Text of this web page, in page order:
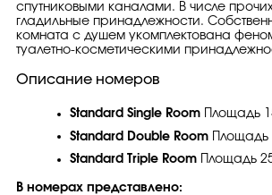
спутниковыми каналами. В числе
гладильные принадлежности.
комната с душем укомплектована
туалетно-косметическими
Описание номеров
Standard Single Room Площадь
Standard Double Room Площадь
Standard Triple Room Площадь
В номерах представлено: